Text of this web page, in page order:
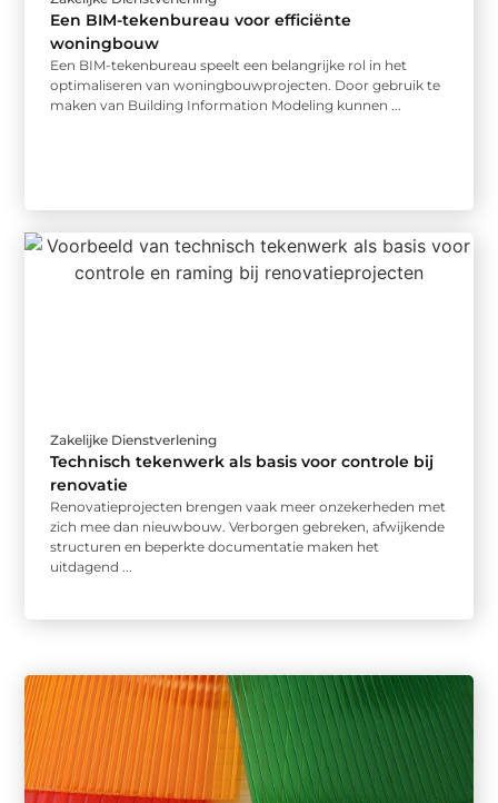
Een BIM-tekenbureau voor efficiënte
woningbouw
Een BIM-tekenbureau speelt een belangrijke rol in het
optimaliseren van woningbouwprojecten. Door gebruik te
maken van Building Information Modeling kunnen ...
Zakelijke Dienstverlening
Technisch tekenwerk als basis voor controle bij
renovatie
Renovatieprojecten brengen vaak meer onzekerheden met
zich mee dan nieuwbouw. Verborgen gebreken, afwijkende
structuren en beperkte documentatie maken het
uitdagend ...